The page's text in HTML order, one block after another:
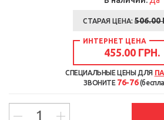
СТАРАЯ ЦЕНА: 506.00
ИНТЕРНЕТ ЦЕНА
455.00 ГРН.
СПЕЦИАЛЬНЫЕ ЦЕНЫ ДЛЯ
ЗВОНИТЕ 76-76